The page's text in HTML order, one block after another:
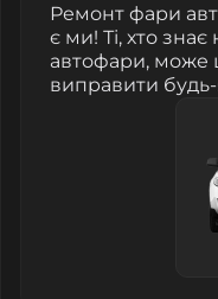
Ремонт фари
є ми! Ті, хто
автофари, може
виправити будь-